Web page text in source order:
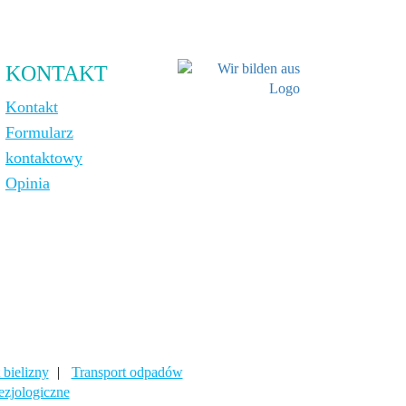
KONTAKT
Kontakt
Formularz
kontaktowy
Opinia
bielizny |
Transport odpadów